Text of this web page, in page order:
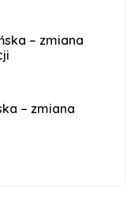
– zmiana
– zmiana